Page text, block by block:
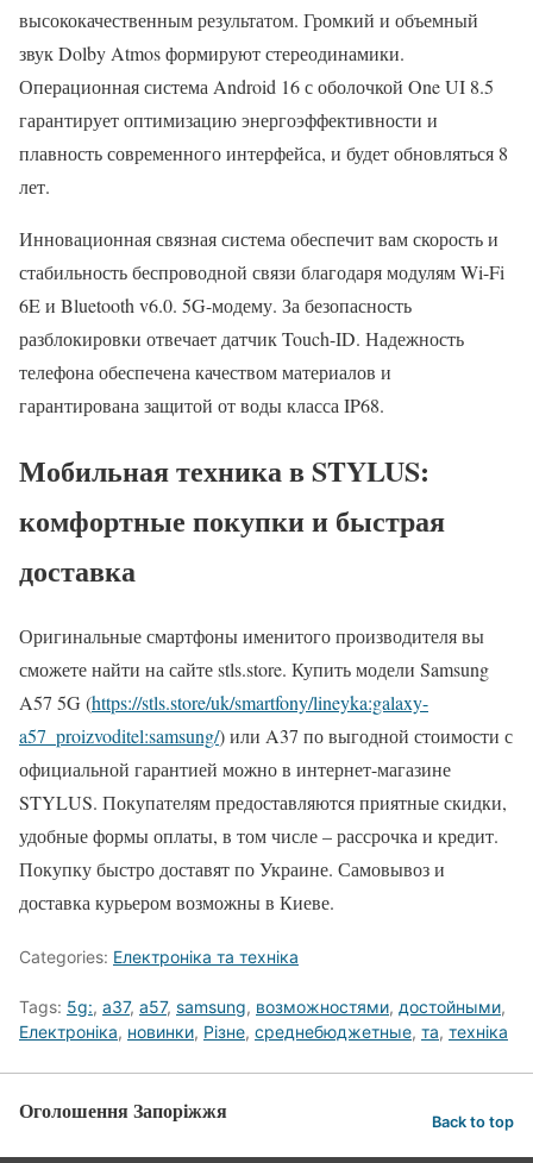
высококачественным результатом. Громкий и объемный
звук Dolby Atmos формируют стереодинамики.
Операционная система Android 16 с оболочкой One UI 8.5
гарантирует оптимизацию энергоэффективности и
плавность современного интерфейса, и будет обновляться 8
лет.
Инновационная связная система обеспечит вам скорость и
стабильность беспроводной связи благодаря модулям Wi-Fi
6E и Bluetooth v6.0. 5G-модему. За безопасность
разблокировки отвечает датчик Touch-ID. Надежность
телефона обеспечена качеством материалов и
гарантирована защитой от воды класса IP68.
Мобильная техника в STYLUS:
комфортные покупки и быстрая
доставка
Оригинальные смартфоны именитого производителя вы
сможете найти на сайте stls.store. Купить модели Samsung
A57 5G (https://stls.store/uk/smartfony/lineyka:galaxy-
a57_proizvoditel:samsung/) или A37 по выгодной стоимости с
официальной гарантией можно в интернет-магазине
STYLUS. Покупателям предоставляются приятные скидки,
удобные формы оплаты, в том числе – рассрочка и кредит.
Покупку быстро доставят по Украине. Самовывоз и
доставка курьером возможны в Киеве.
Categories: Електроніка та техніка
Tags: 5g:, a37, a57, samsung, возможностями, достойными,
Електроніка, новинки, Різне, среднебюджетные, та, техніка
Оголошення Запоріжжя Back to top